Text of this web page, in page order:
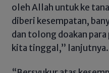
oleh Allah untuk ke
diberi kesempatan,
dan tolong doakan
kita tinggal,” lanjutnya.